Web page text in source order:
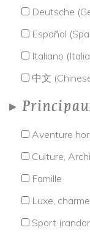
Deutsche
Español
Italiano
中文
Aventure
Culture,
Famille
Luxe,
Sport